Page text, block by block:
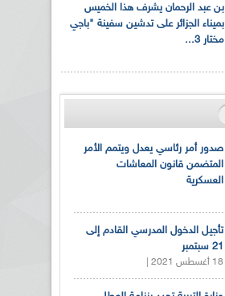
بن عبد الرحمان يشرف هذا الخميس
بميناء الجزائر على تدشين سفينة "باجي
مختار 3...
صدور أمر رئاسي يعدل ويتمم الأمر
المتضمن قانون المعاشات
العسكرية
تأجيل الدخول المدرسي القادم إلى
21 سبتمبر
18 أغسطس 2021 |